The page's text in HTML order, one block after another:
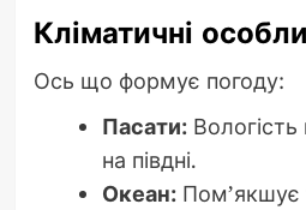
Кліматичні
Ось що формує погоду:
Пасати:Вологість
на півдні.
Океан:Пом’якшує